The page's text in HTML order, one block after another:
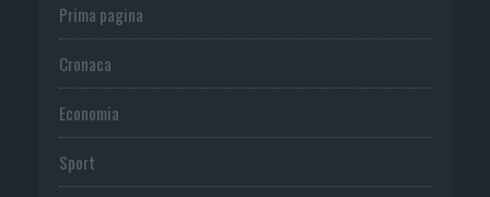
Prima pagina
Cronaca
Economia
Sport